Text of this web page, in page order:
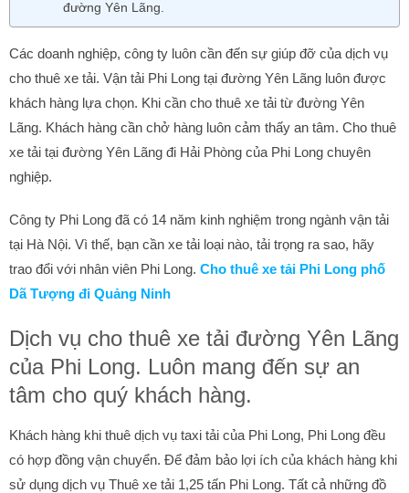
đường Yên Lãng.
Các doanh nghiệp, công ty luôn cần đến sự giúp đỡ của dịch vụ
cho thuê xe tải. Vận tải Phi Long tại đường Yên Lãng luôn được
khách hàng lựa chọn. Khi cần cho thuê xe tải từ đường Yên
Lãng. Khách hàng cần chở hàng luôn cảm thấy an tâm. Cho thuê
xe tải tại đường Yên Lãng đi Hải Phòng của Phi Long chuyên
nghiệp.
Công ty Phi Long đã có 14 năm kinh nghiệm trong ngành vận tải
tại Hà Nội. Vì thế, bạn cần xe tải loại nào, tải trọng ra sao, hãy
trao đổi với nhân viên Phi Long. Cho thuê xe tải Phi Long phố
Dã Tượng đi Quảng Ninh
Dịch vụ cho thuê xe tải đường Yên Lãng
của Phi Long. Luôn mang đến sự an
tâm cho quý khách hàng.
Khách hàng khi thuê dịch vụ taxi tải của Phi Long, Phi Long đều
có hợp đồng vận chuyển. Để đảm bảo lợi ích của khách hàng khi
sử dụng dịch vụ Thuê xe tải 1,25 tấn Phi Long. Tất cả những đồ